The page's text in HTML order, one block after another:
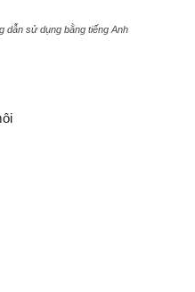
dẫn sử dụng bằng tiếng Anh